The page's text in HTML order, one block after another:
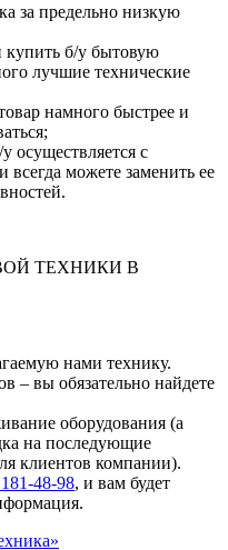
за предельно низкую
купить б/у бытовую
лучшие технические
намного быстрее и
осуществляется с
всегда можете заменить ее
ТЕХНИКИ В
нами технику.
– вы обязательно найдете
оборудования (а
на последующие
клиентов компании).
48-98, и вам будет